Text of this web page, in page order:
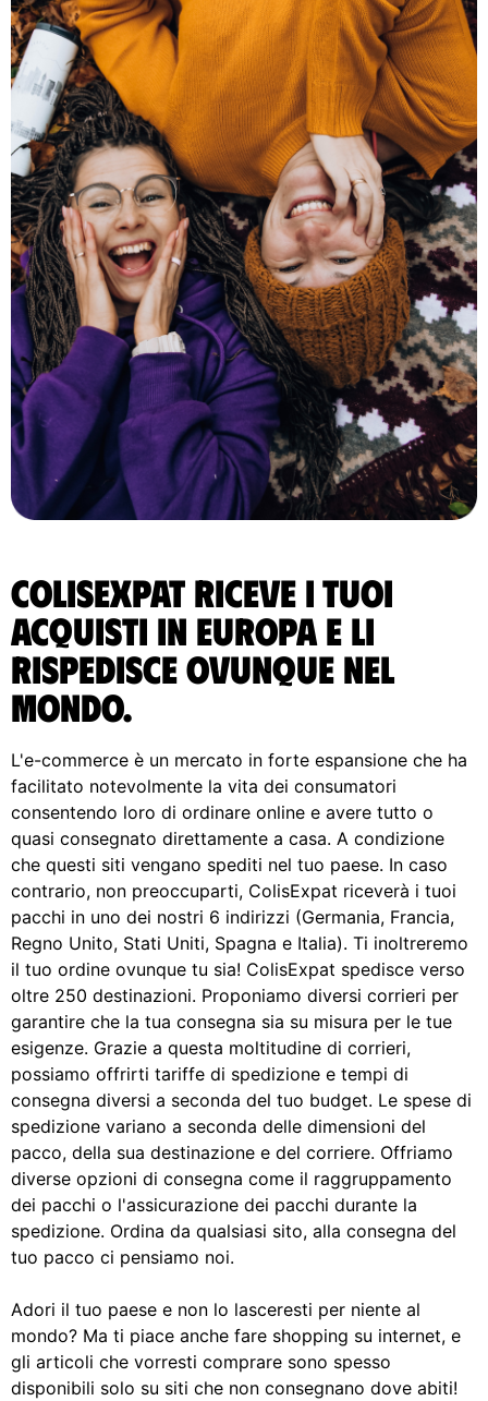
ColisExpat riceve i tuoi
acquisti in Europa e li
rispedisce ovunque nel
Mondo.
L'e-commerce è un mercato in forte espansione che ha
facilitato notevolmente la vita dei consumatori
consentendo loro di ordinare online e avere tutto o
quasi consegnato direttamente a casa. A condizione
che questi siti vengano spediti nel tuo paese. In caso
contrario, non preoccuparti, ColisExpat riceverà i tuoi
pacchi in uno dei nostri 6 indirizzi (Germania, Francia,
Regno Unito, Stati Uniti, Spagna e Italia). Ti inoltreremo
il tuo ordine ovunque tu sia! ColisExpat spedisce verso
oltre 250 destinazioni. Proponiamo diversi corrieri per
garantire che la tua consegna sia su misura per le tue
esigenze. Grazie a questa moltitudine di corrieri,
possiamo offrirti tariffe di spedizione e tempi di
consegna diversi a seconda del tuo budget. Le spese di
spedizione variano a seconda delle dimensioni del
pacco, della sua destinazione e del corriere. Offriamo
diverse opzioni di consegna come il raggruppamento
dei pacchi o l'assicurazione dei pacchi durante la
spedizione. Ordina da qualsiasi sito, alla consegna del
tuo pacco ci pensiamo noi.
Adori il tuo paese e non lo lasceresti per niente al
mondo? Ma ti piace anche fare shopping su internet, e
gli articoli che vorresti comprare sono spesso
disponibili solo su siti che non consegnano dove abiti!